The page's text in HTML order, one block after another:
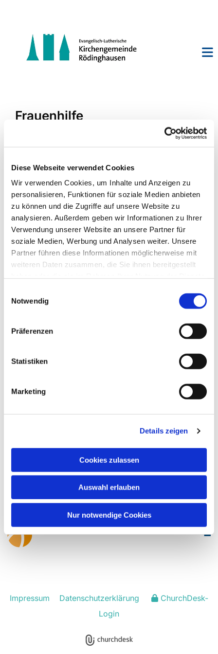
Diese Webseite verwendet Cookies
Wir verwenden Cookies, um Inhalte und Anzeigen zu
personalisieren, Funktionen für soziale Medien anbieten
zu können und die Zugriffe auf unsere Website zu
analysieren. Außerdem geben wir Informationen zu Ihrer
Verwendung unserer Website an unsere Partner für
soziale Medien, Werbung und Analysen weiter. Unsere
Partner führen diese Informationen möglicherweise mit
weiteren Daten zusammen, die Sie ihnen bereitgestellt
Notwendig
Präferenzen
Statistiken
Marketing
Details zeigen
Cookies zulassen
Auswahl erlauben
Nur notwendige Cookies
Frauenhilfe
Mittwoch, 9. September 2026, 15:00
Rödinghausen
hf-kg-roedinghausen@kirchenkreis-herford.de
Impressum Datenschutzerklärung
ChurchDesk-
Login